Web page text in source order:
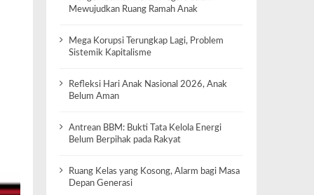
Mewujudkan Ruang Ramah Anak
Mega Korupsi Terungkap Lagi, Problem
Sistemik Kapitalisme
Refleksi Hari Anak Nasional 2026, Anak
Belum Aman
Antrean BBM: Bukti Tata Kelola Energi
Belum Berpihak pada Rakyat
Ruang Kelas yang Kosong, Alarm bagi Masa
Depan Generasi